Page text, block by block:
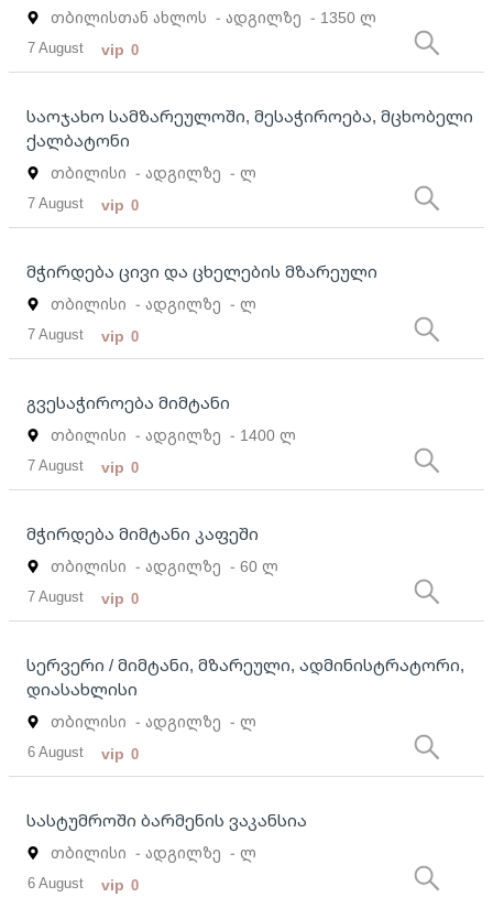
თბილისთან ახლოს - ადგილზე - 1350 ლ
7 August vip 0
საოჯახო სამზარეულოში, მესაჭიროება, მცხობელი
ქალბატონი
თბილისი - ადგილზე - ლ
7 August vip 0
მჭირდება ცივი და ცხელების მზარეული
თბილისი - ადგილზე - ლ
7 August vip 0
გვესაჭიროება მიმტანი
თბილისი - ადგილზე - 1400 ლ
7 August vip 0
მჭირდება მიმტანი კაფეში
თბილისი - ადგილზე - 60 ლ
7 August vip 0
სერვერი / მიმტანი, მზარეული, ადმინისტრატორი,
დიასახლისი
თბილისი - ადგილზე - ლ
6 August vip 0
სასტუმროში ბარმენის ვაკანსია
თბილისი - ადგილზე - ლ
6 August vip 0